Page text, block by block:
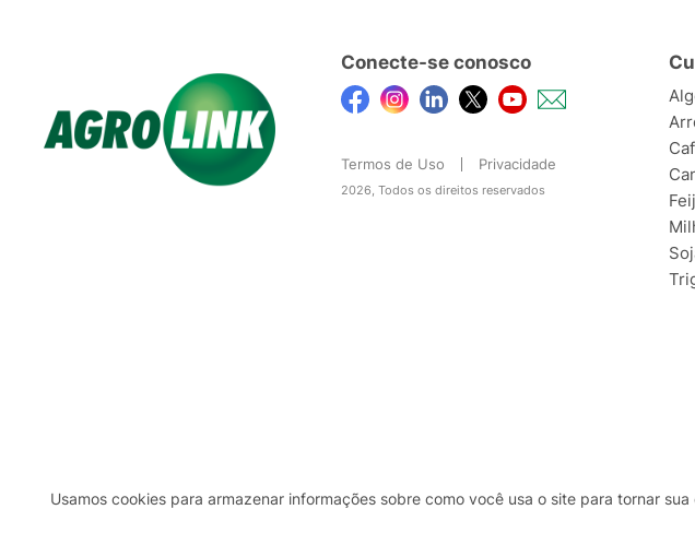
Conecte-se conosco
Termos de Uso Privacidade
2026, Todos os direitos reservados
Usamos cookies para armazenar informações sobre como você usa o site para tornar